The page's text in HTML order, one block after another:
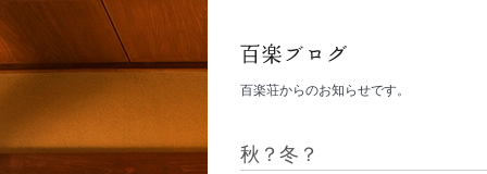
百楽荘からのお知らせです。
秋？冬？